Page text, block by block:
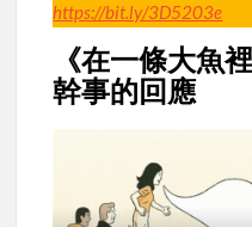
https://bit.ly/3D5203e
《在一條大魚
幹事的回應